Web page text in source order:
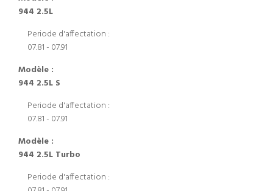
944 2.5L
Periode d'affectation :
07.81 - 07.91
Modèle :
944 2.5L S
Periode d'affectation :
07.81 - 07.91
Modèle :
944 2.5L Turbo
Periode d'affectation :